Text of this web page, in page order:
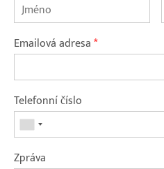
Emailová adresa*
Telefonní číslo
Zpráva